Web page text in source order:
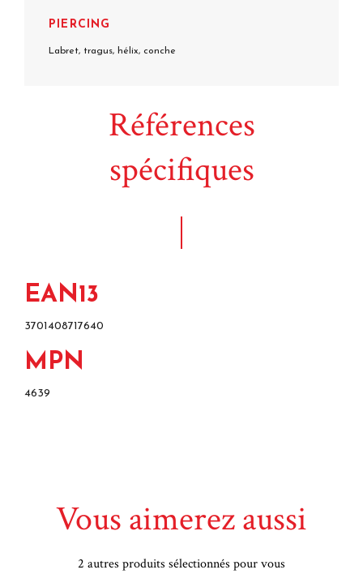
PIERCING
Labret, tragus, hélix, conche
Références
spécifiques
EAN13
3701408717640
MPN
4639
Vous aimerez aussi
2 autres produits sélectionnés pour vous